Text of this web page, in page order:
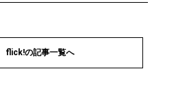
flick!の記事一覧へ